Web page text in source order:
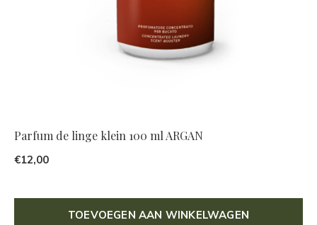
Parfum de linge klein 100 ml ARGAN
€12,00
TOEVOEGEN AAN WINKELWAGEN